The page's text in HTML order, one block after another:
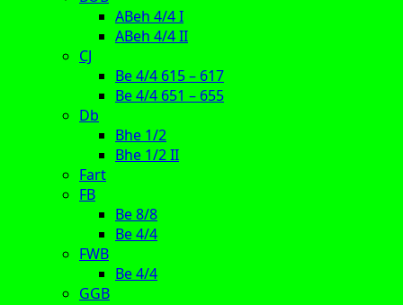
ABeh 4/4 I
ABeh 4/4 II
CJ
Be 4/4 615 – 617
Be 4/4 651 – 655
Db
Bhe 1/2
Bhe 1/2 II
Fart
FB
Be 8/8
Be 4/4
FWB
Be 4/4
GGB